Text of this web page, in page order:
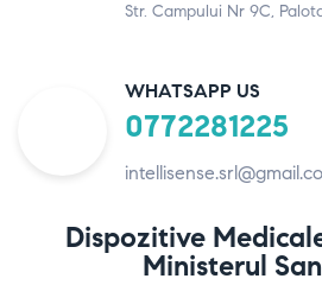
Str. Campului Nr 9C,
WHATSAPP US
0772281225
Dispozitive
Ministerul